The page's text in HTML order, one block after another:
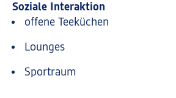
Soziale Interaktion
offene Teeküchen
Lounges
Sportraum